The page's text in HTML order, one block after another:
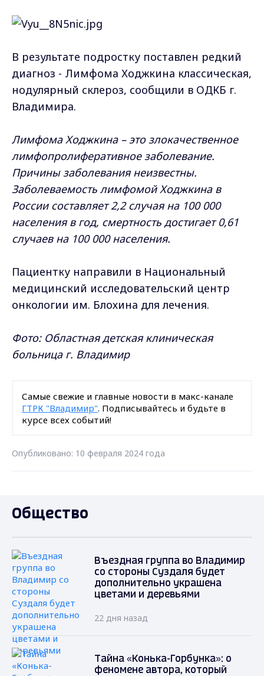
В результате подростку поставлен редкий
диагноз - Лимфома Ходжкина классическая,
нодулярный склероз, сообщили в ОДКБ г.
Владимира.
Лимфома Ходжкина – это злокачественное
лимфопролиферативное заболевание.
Причины заболевания неизвестны.
Заболеваемость лимфомой Ходжкина в
России составляет 2,2 случая на 100 000
населения в год, смертность достигает 0,61
случаев на 100 000 населения.
Пациентку направили в Национальный
медицинский исследовательский центр
онкологии им. Блохина для лечения.
Фото: Областная детская клиническая
больница г. Владимир
Самые свежие и главные новости в макс-канале
ГТРК "Владимир". Подписывайтесь и будьте в
курсе всех событий!
Опубликовано: 10 февраля 2024 года
Общество
Въездная группа во Владимир
со стороны Суздаля будет
дополнительно украшена
цветами и деревьями
22 дня назад
Тайна «Конька-Горбунка»: о
феномене автора, который